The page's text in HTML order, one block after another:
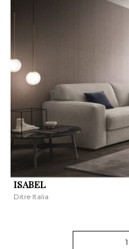
ISABEL
Ditre Italia
1